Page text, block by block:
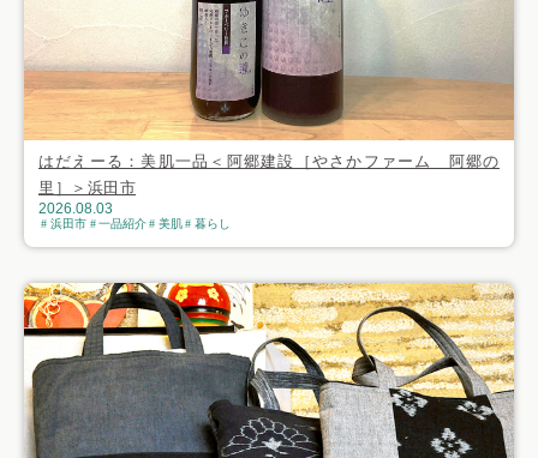
はだえーる：美肌一品＜阿郷建設［やさかファーム 阿郷の
里］＞浜田市
2026.08.03
浜田市 一品紹介 美肌 暮らし